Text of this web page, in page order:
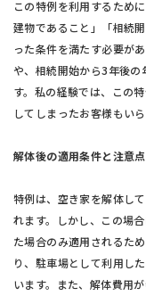
この特例を利用するため
建物であること」「相続
った条件を満たす必要が
や、相続開始から3年後
す。私の経験では、この
してしまったお客様もい
解体後の適用条件と注意点
特例は、空き家を解体し
れます。しかし、この場
た場合のみ適用されるた
り、駐車場として利用し
います。また、解体費用